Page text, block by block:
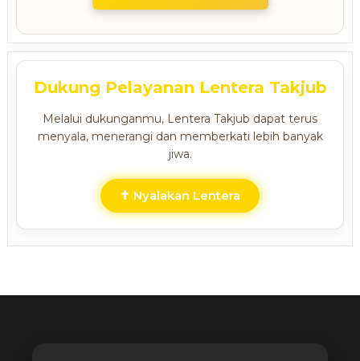
Dukung Pelayanan Lentera Takjub
Melalui dukunganmu, Lentera Takjub dapat terus
menyala, menerangi dan memberkati lebih banyak
jiwa.
✝ Nyalakan Lentera